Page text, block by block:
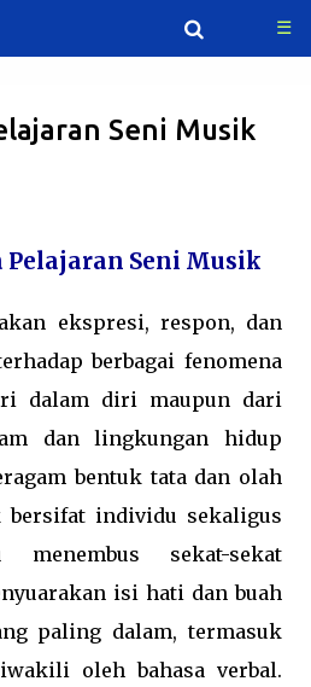
☰
Seni Musik
Pelajaran Seni Musik
ekspresi, respon, dan
berbagai fenomena
dalam diri maupun dari
dan lingkungan hidup
bentuk tata dan olah
bersifat individu sekaligus
menembus sekat-sekat
isi hati dan buah
paling dalam, termasuk
oleh bahasa verbal.